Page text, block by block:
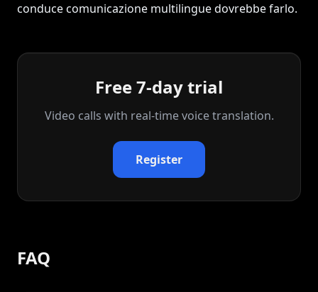
conduce comunicazione multilingue dovrebbe farlo.
Free 7-day trial
Video calls with real‑time voice translation.
Register
FAQ